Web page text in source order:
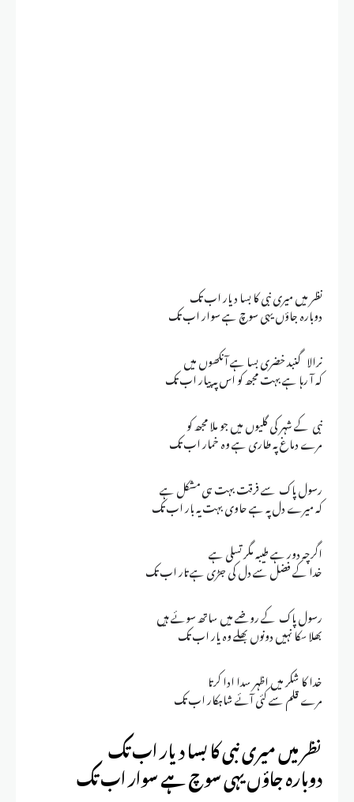
نظر میں میری نبی کا بسا دیار اب تک
دوبارہ جاؤں یہی سوچ ہے سوار اب تک
نرالا گنبد خضری بسا ہے آنکھوں میں
کہ آ رہا ہے بہت مجھ کو اس پہ پیار اب تک
نبی کے شہر کی گلیوں میں جو ملا مجھ کو
مرے دماغ پہ طاری ہے وہ خمار اب تک
رسول پاک سے فرقت بہت ہی مشکل ہے
کہ میرے دل پہ ہے حاوی بہت یہ بار اب تک
اگرچہ دور ہے طیبہ مگر تسلی ہے
خدا کے فضل سے دل کی جڑی ہے تار اب تک
رسول پاک کے روضے میں ساتھ سوئے ہیں
بھلا سکا نہیں دونوں بھلے وہ یار اب تک
خدا کا شکر میں اظہر سدا ادا کرتا
مرے قلم سے کئی آئے شاہکار اب تک
نظر میں میری نبی کا بسا دیار اب تک
دوبارہ جاؤں یہی سوچ ہے سوار اب تک